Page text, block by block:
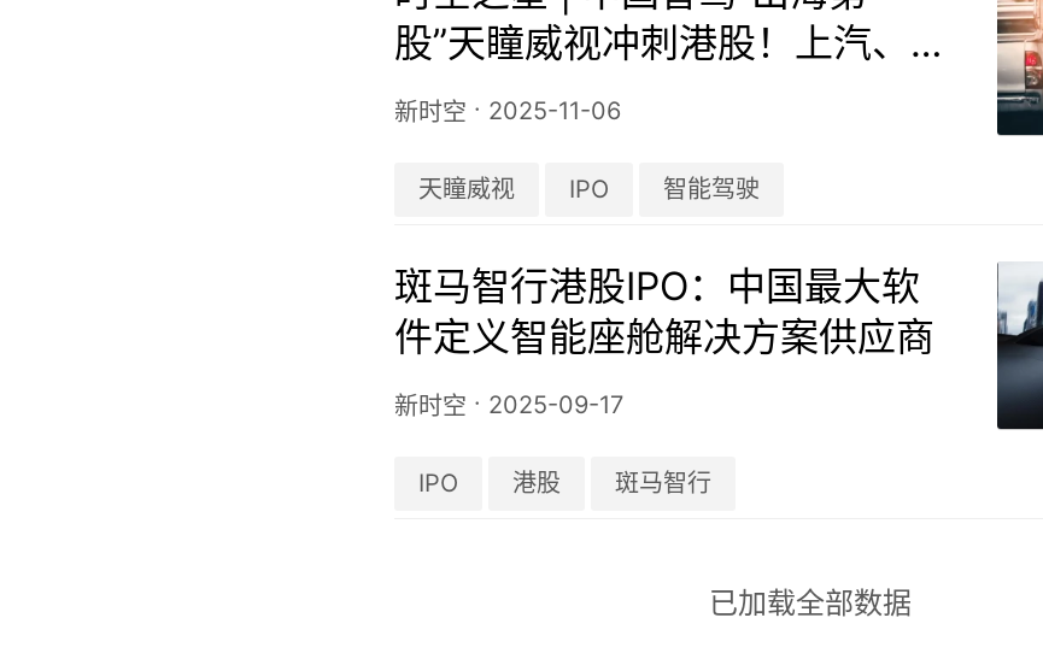
股”天瞳威视冲刺港股！上汽、北
汽、商汤齐聚股东阵列
新时空 · 2025-11-06
天瞳威视 IPO 智能驾驶
斑马智行港股IPO：中国最大软
件定义智能座舱解决方案供应商
新时空 · 2025-09-17
IPO 港股 斑马智行
已加载全部数据